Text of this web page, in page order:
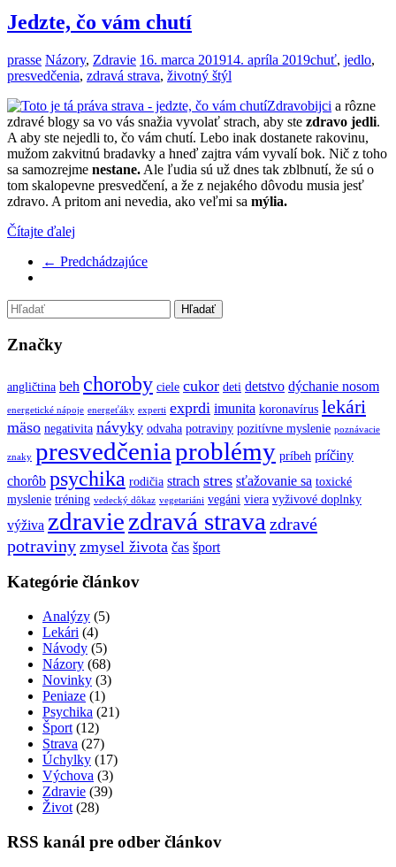
Jedzte, čo vám chutí
prasse Názory, Zdravie 16. marca 201914. apríla 2019chuť, jedlo,
presvedčenia, zdravá strava, životný štýl
Zdravobijci a rôzne
zdravé blogy sa vo vás snažia vyvolať strach, aby ste zdravo jedli.
A aby ste nejedli to, čo vám chutí. Lebo inak dostanete rakovinu,
mužom zakvitnú bradavky a hneď zajtra vám vyvalí bok. Nič z toho
sa samozrejme nestane. Ale ľudia sú už dnes tak zblbnutí, že sú o
tom skalopevne presvedčení, a že z nejakého dôvodu musia jesť
zdravo. A pritom ani nevedia, ako veľmi sa mýlia.
Čítajte ďalej
← Predchádzajúce
Značky
angličtina beh choroby ciele cukor deti detstvo dýchanie nosom
energetické nápoje energeťáky experti exprdi imunita koronavírus lekári
mäso negativita návyky odvaha potraviny pozitívne myslenie poznávacie
znaky presvedčeniaproblémy príbeh príčiny
chorôb psychika rodičia strach stres sťažovanie sa toxické
myslenie tréning vedecký dôkaz vegetariáni vegáni viera vyživové doplnky
výživa zdraviezdravá strava zdravé
potraviny zmysel života čas šport
Kategórie článkov
Analýzy (5)
Lekári (4)
Návody (5)
Názory (68)
Novinky (3)
Peniaze (1)
Psychika (21)
Šport (12)
Strava (27)
Úchylky (17)
Výchova (3)
Zdravie (39)
Život (28)
RSS kanál pre odber článkov